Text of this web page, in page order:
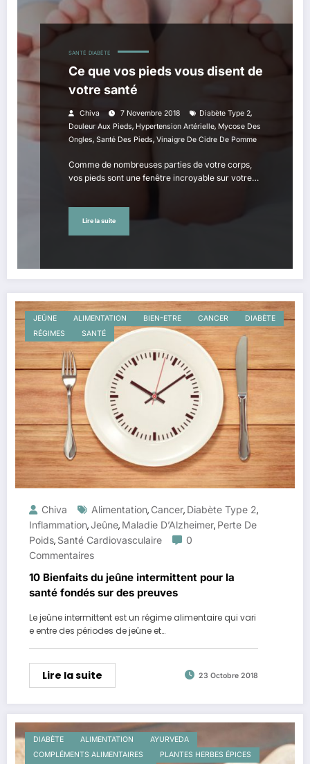
SANTÉ DIABÈTE
Ce que vos pieds vous disent de
votre santé
Chiva 7 Novembre 2018 Diabète Type 2,
Douleur Aux Pieds, Hypertension Artérielle, Mycose Des
Ongles, Santé Des Pieds, Vinaigre De Cidre De Pomme
Comme de nombreuses parties de votre corps,
vos pieds sont une fenêtre incroyable sur votre…
Lire la suite
JEÛNE ALIMENTATION BIEN-ETRE CANCER
DIABÈTE
RÉGIMES
SANTÉ
Chiva Alimentation, Cancer, Diabète Type 2,
Inflammation,Jeûne, Maladie D’Alzheimer, Perte De
Poids, Santé Cardiovasculaire
0
Commentaires
10 Bienfaits du jeûne intermittent pour la
santé fondés sur des preuves
Le jeûne intermittent est un régime alimentaire qui vari
e entre des périodes de jeûne et…
Lire la suite 23 Octobre 2018
DIABÈTE ALIMENTATION
AYURVEDA
COMPLÉMENTS ALIMENTAIRES
PLANTES HERBES ÉPICES